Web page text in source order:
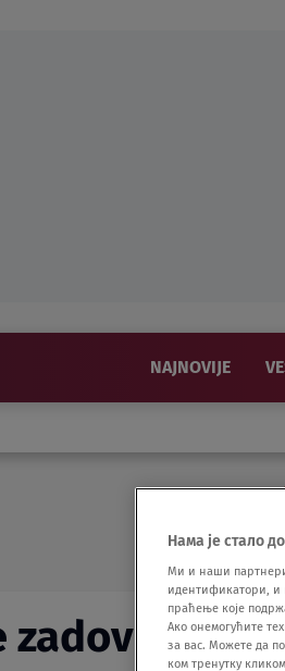
NAJNOVIJE
zadovoljan,
Нама је стало
Ми и наши
идентификатори, и
праћење које
Ако онемогућите
за вас. Можете да
ком тренутку